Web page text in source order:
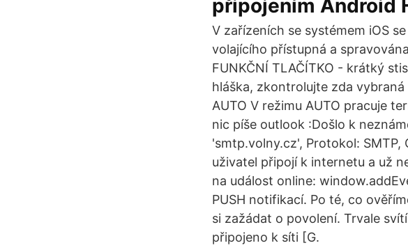
připojením Android
V zařízeních se systémem iOS
volajícího přístupná a
FUNKČNÍ TLAČÍTKO - krátký
hláška, zkontrolujte zda
AUTO V režimu AUTO pracuje
nic píše outlook :Došlo k
'smtp.volny.cz', Protokol: SMTP,
uživatel připojí k internetu a už
na událost online:
PUSH notifikací. Po té, co
si zažádat o povolení. Trvale
připojeno k síti [G.